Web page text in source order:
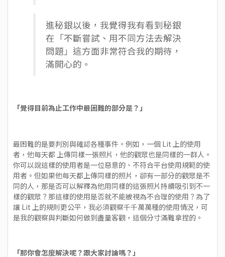
進秘銀以後，我覺得我有看到秘銀
在「不斷嘗試、用不同方法去解決
問題」這方面非常符合我的期待，
滿開心的。
「覺得目前為止工作中最困難的部分是？」
最困難的是要判別與確認各種事件。例如，一個 Lit 上的使用
者，他每天都 上傳同樣一張照片，他的觀眾也是同樣的一群人。
你可以說這樣的使用者是一位惡意的、不符合平台使用規範的使
用者。但如果他每天都上傳同樣的照片，卻有一部分的觀眾是不
同的人，那是否可以解釋為他用同樣的這張照片持續吸引到不一
樣的觀眾？那這樣的使用是否就不能被視為不合理的使用？為了
讓 Lit 上的規則更公平，我必須觀察千千萬萬種的使用情況，可
是我的觀察與判斷如何做到盡量客觀，這個分寸滿難拿捏的。
「那你會怎麼解決呢？跟大家討論嗎？」